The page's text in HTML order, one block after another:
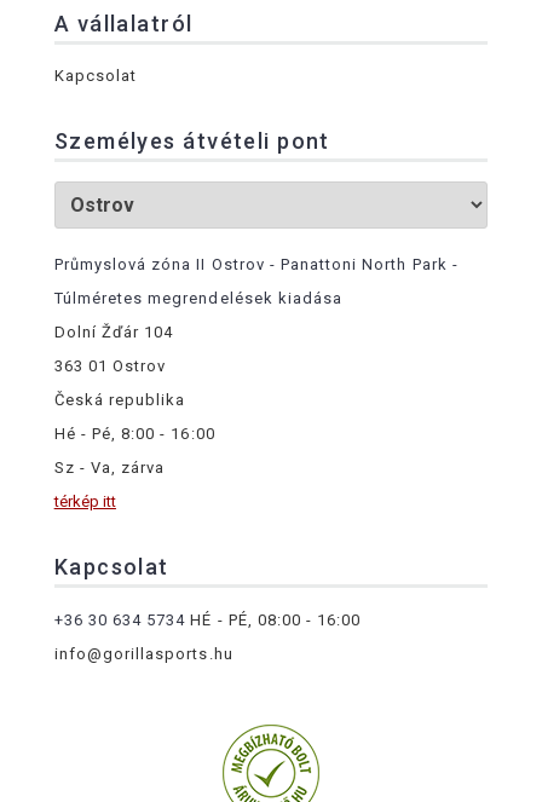
A vállalatról
Kapcsolat
Személyes átvételi pont
Průmyslová zóna II Ostrov - Panattoni North Park -
Túlméretes megrendelések kiadása
Dolní Žďár 104
363 01 Ostrov
Česká republika
Hé - Pé, 8:00 - 16:00
Sz - Va, zárva
térkép itt
Kapcsolat
+36 30 634 5734 HÉ - PÉ, 08:00 - 16:00
info@gorillasports.hu